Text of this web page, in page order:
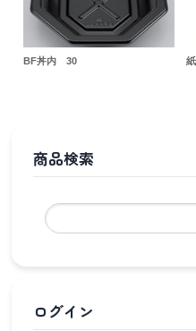
BF丼内 30
商品検索
ログイン